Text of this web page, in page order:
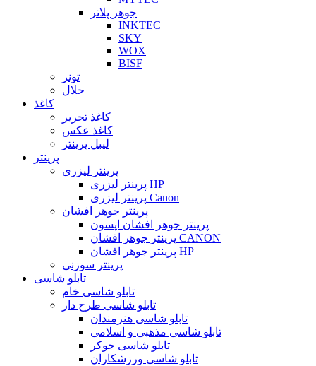
جوهر پلاتر
INKTEC
SKY
WOX
BISF
تونر
حلال
کاغذ
کاغذ تحریر
کاغذ عکس
لیبل پرینتر
پرینتر
پرینتر لیزری
پرینتر لیزری HP
پرینتر لیزری Canon
پرینتر جوهر افشان
پرینتر جوهر افشان اپسون
پرینتر جوهر افشان CANON
پرینتر جوهر افشان HP
پرینتر سوزنی
تابلو شاسی
تابلو شاسی خام
تابلو شاسی طرح دار
تابلو شاسی هنرمندان
تابلو شاسی مذهبی و اسلامی
تابلو شاسی جوکر
تابلو شاسی ورزشکاران